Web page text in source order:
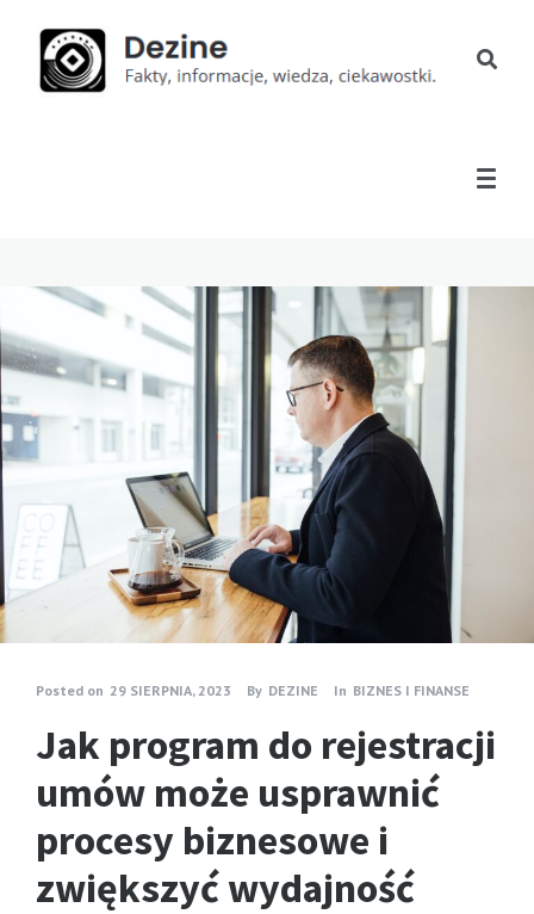
Posted on 29 SIERPNIA, 2023 By DEZINE In BIZNES I FINANSE
Jak program do rejestracji
umów może usprawnić
procesy biznesowe i
zwiększyć wydajność